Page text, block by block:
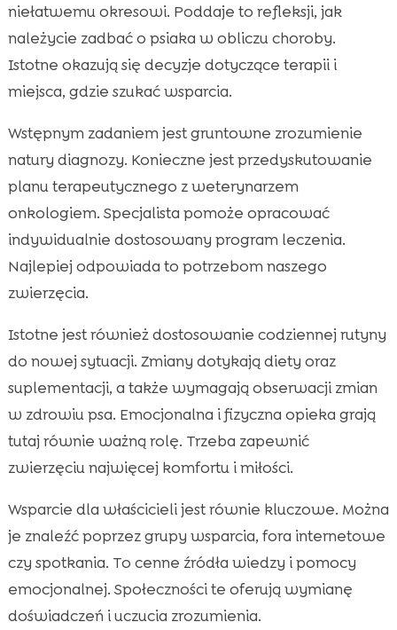
niełatwemu okresowi. Poddaje to refleksji, jak
należycie zadbać o psiaka w obliczu choroby.
Istotne okazują się decyzje dotyczące terapii i
miejsca, gdzie szukać wsparcia.
Wstępnym zadaniem jest gruntowne zrozumienie
natury diagnozy. Konieczne jest przedyskutowanie
planu terapeutycznego z weterynarzem
onkologiem. Specjalista pomoże opracować
indywidualnie dostosowany program leczenia.
Najlepiej odpowiada to potrzebom naszego
zwierzęcia.
Istotne jest również dostosowanie codziennej rutyny
do nowej sytuacji. Zmiany dotykają diety oraz
suplementacji, a także wymagają obserwacji zmian
w zdrowiu psa. Emocjonalna i fizyczna opieka grają
tutaj równie ważną rolę. Trzeba zapewnić
zwierzęciu najwięcej komfortu i miłości.
Wsparcie dla właścicieli jest równie kluczowe. Można
je znaleźć poprzez grupy wsparcia, fora internetowe
czy spotkania. To cenne źródła wiedzy i pomocy
emocjonalnej. Społeczności te oferują wymianę
doświadczeń i uczucia zrozumienia.